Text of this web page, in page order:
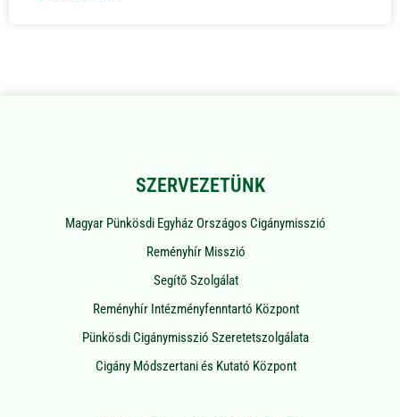
SZERVEZETÜNK
Magyar Pünkösdi Egyház Országos Cigánymisszió
Reményhír Misszió
Segítő Szolgálat
Reményhír Intézményfenntartó Központ
Pünkösdi Cigánymisszió Szeretetszolgálata
Cigány Módszertani és Kutató Központ